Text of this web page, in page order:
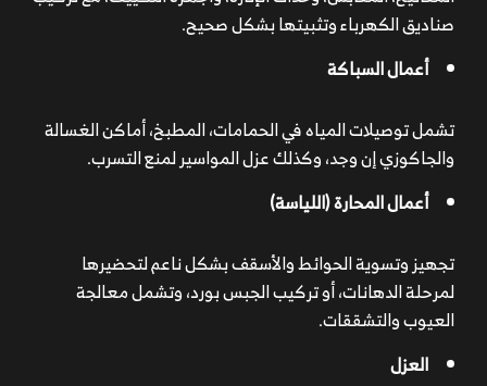
صناديق الكهرباء وتثبيتها بشكل صحيح.
أعمال السباكة
تشمل توصيلات المياه في الحمامات، المطبخ، أماكن الغسالة
والجاكوزي إن وجد، وكذلك عزل المواسير لمنع التسرب.
أعمال المحارة (اللياسة)
تجهيز وتسوية الحوائط والأسقف بشكل ناعم لتحضيرها
لمرحلة الدهانات، أو تركيب الجبس بورد، وتشمل معالجة
العيوب والتشققات.
العزل